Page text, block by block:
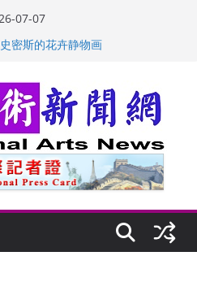
07-07
密斯的花卉静物画
画：幽默和难以言喻的快乐